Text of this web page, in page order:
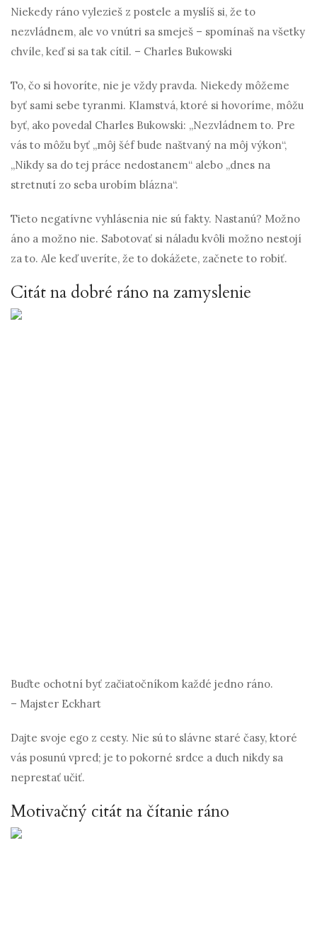
Niekedy ráno vylezieš z postele a myslíš si, že to
nezvládnem, ale vo vnútri sa smeješ – spomínaš na všetky
chvíle, keď si sa tak cítil. – Charles Bukowski
To, čo si hovoríte, nie je vždy pravda. Niekedy môžeme
byť sami sebe tyranmi. Klamstvá, ktoré si hovoríme, môžu
byť, ako povedal Charles Bukowski: „Nezvládnem to. Pre
vás to môžu byť „môj šéf bude naštvaný na môj výkon“,
„Nikdy sa do tej práce nedostanem“ alebo „dnes na
stretnutí zo seba urobím blázna“.
Tieto negatívne vyhlásenia nie sú fakty. Nastanú? Možno
áno a možno nie. Sabotovať si náladu kvôli možno nestojí
za to. Ale keď uveríte, že to dokážete, začnete to robiť.
Citát na dobré ráno na zamyslenie
Buďte ochotní byť začiatočníkom každé jedno ráno.
– Majster Eckhart
Dajte svoje ego z cesty. Nie sú to slávne staré časy, ktoré
vás posunú vpred; je to pokorné srdce a duch nikdy sa
neprestať učiť.
Motivačný citát na čítanie ráno